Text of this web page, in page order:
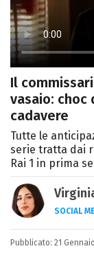
Il
vasaio:
cadavere
Tutte le
serie tratta dai
Rai 1 in prima
SOCIAL
Una
Pubblicato: 21